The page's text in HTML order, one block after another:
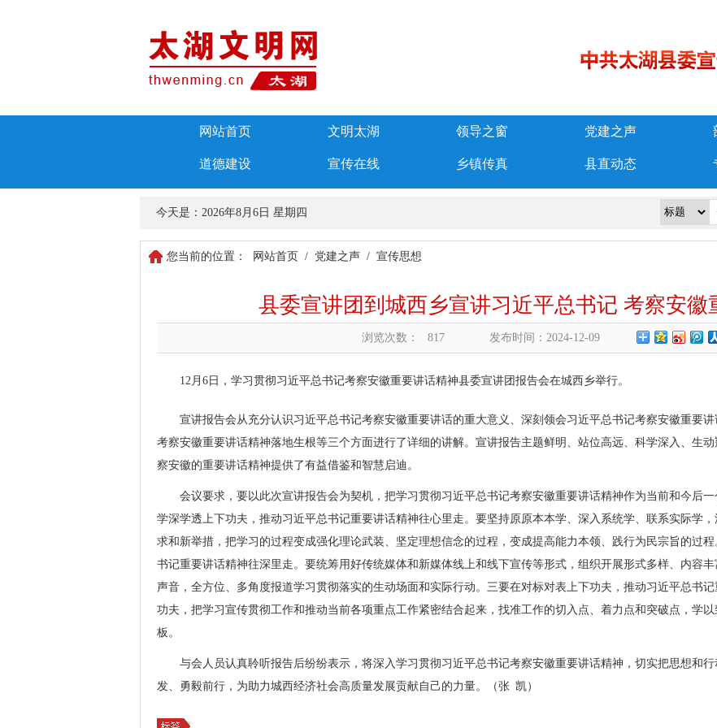
网站首页 文明太湖 领导之窗 党建之声
道德建设 宣传在线 乡镇传真 县直动态
今天是： 2026年8月6日 星期四
您当前的位置： 网站首页 / 党建之声 / 宣传思想
县委宣讲团到城西乡宣讲习近平总书记 考察安徽
浏览次数： 817 发布时间：2024-12-09
12月6日，学习贯彻习近平总书记考察安徽重要讲话精神县委宣讲团报告会在城西乡举行。
宣讲报告会从充分认识习近平总书记考察安徽重要讲话的重大意义、深刻领会习近平总书记考察安徽重要
考察安徽重要讲话精神落地生根等三个方面进行了详细的讲解。宣讲报告主题鲜明、站位高远、科学深入、生
察安徽的重要讲话精神提供了有益借鉴和智慧启迪。
会议要求，要以此次宣讲报告会为契机，把学习贯彻习近平总书记考察安徽重要讲话精神作为当前和今后
学深学透上下功夫，推动习近平总书记重要讲话精神往心里走。要坚持原原本本学、深入系统学、联系实际学
求和新举措，把学习的过程变成强化理论武装、坚定理想信念的过程，变成提高能力本领、践行为民宗旨的过
书记重要讲话精神往深里走。要统筹用好传统媒体和新媒体线上和线下宣传等形式，组织开展形式多样、内容
声音，全方位、多角度报道学习贯彻落实的生动场面和实际行动。三要在对标对表上下功夫，推动习近平总书
功夫，把学习宣传贯彻工作和推动当前各项重点工作紧密结合起来，找准工作的切入点、着力点和突破点，学
板。
与会人员认真聆听报告后纷纷表示，将深入学习贯彻习近平总书记考察安徽重要讲话精神，切实把思想和
发、勇毅前行，为助力城西经济社会高质量发展贡献自己的力量。（张 凯）